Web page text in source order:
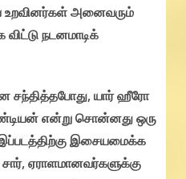
உறவினர்கள் அனைவரும்
நடனமாடிக்
சந்தித்தபோது, யார் ஹீரோ
என்று சொன்னது ஒரு
இப்படத்திற்கு இசையமைக்க
ஏராளமானவர்களுக்கு